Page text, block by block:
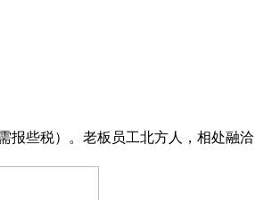
报些税）。老板员工北方人，相处融